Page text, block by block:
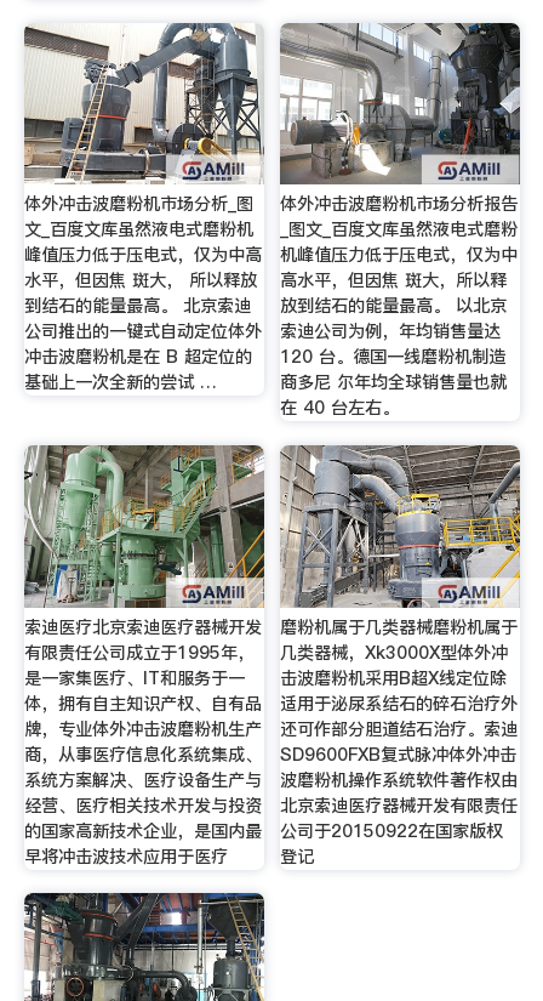
体外冲击波磨粉机市场分析_图
文_百度文库虽然液电式磨粉机
峰值压力低于压电式，仅为中高
水平，但因焦 斑大， 所以释放
到结石的能量最高。 北京索迪
公司推出的一键式自动定位体外
冲击波磨粉机是在 B 超定位的
基础上一次全新的尝试 …
体外冲击波磨粉机市场分析报告
_图文_百度文库虽然液电式磨粉
机峰值压力低于压电式，仅为中
高水平，但因焦 斑大，所以释
放到结石的能量最高。 以北京
索迪公司为例，年均销售量达
120 台。德国一线磨粉机制造
商多尼 尔年均全球销售量也就
在 40 台左右。
索迪医疗北京索迪医疗器械开发
有限责任公司成立于1995年，
是一家集医疗、IT和服务于一
体，拥有自主知识产权、自有品
牌，专业体外冲击波磨粉机生产
商，从事医疗信息化系统集成、
系统方案解决、医疗设备生产与
经营、医疗相关技术开发与投资
的国家高新技术企业，是国内最
早将冲击波技术应用于医疗
磨粉机属于几类器械磨粉机属于
几类器械，Xk3000X型体外冲
击波磨粉机采用B超X线定位除
适用于泌尿系结石的碎石治疗外
还可作部分胆道结石治疗。索迪
SD9600FXB复式脉冲体外冲击
波磨粉机操作系统软件著作权由
北京索迪医疗器械开发有限责任
公司于20150922在国家版权
登记